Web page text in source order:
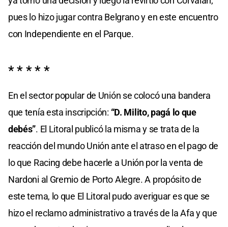
pues lo hizo jugar contra Belgrano y en este encuentro
con Independiente en el Parque.
* * * * *
En el sector popular de Unión se colocó una bandera
que tenía esta inscripción: “D. Milito, pagá lo que
debés”. El Litoral publicó la misma y se trata de la
reacción del mundo Unión ante el atraso en el pago de
lo que Racing debe hacerle a Unión por la venta de
Nardoni al Gremio de Porto Alegre. A propósito de
este tema, lo que El Litoral pudo averiguar es que se
hizo el reclamo administrativo a través de la Afa y que